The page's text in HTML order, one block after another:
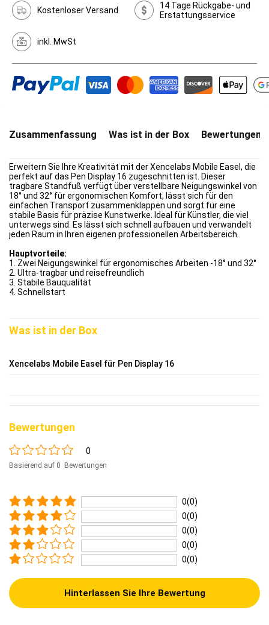
Kostenloser Versand
14 Tage Rückgabe- und
Erstattungsservice
inkl. MwSt
Zusammenfassung Was ist in der Box
Erweitern Sie Ihre Kreativität mit der Xencelabs Mobile Easel, die
perfekt auf das Pen Display 16 zugeschnitten ist. Dieser
tragbare Standfuß verfügt über verstellbare Neigungswinkel von
18° und 32° für ergonomischen Komfort, lässt sich für den
einfachen Transport zusammenklappen und sorgt für eine
stabile Basis für präzise Kunstwerke. Ideal für Künstler, die viel
unterwegs sind. Es lässt sich schnell aufbauen und verwandelt
jeden Raum in Ihren eigenen professionellen Arbeitsbereich.
Hauptvorteile:
1. Zwei Neigungswinkel für ergonomisches Arbeiten -18° und 32°
2. Ultra-tragbar und reisefreundlich
3. Stabile Bauqualität
4. Schnellstart
Was ist in der Box
Xencelabs Mobile Easel für Pen Display 16
Bewertungen
0
Basierend auf 0 Bewertungen
0(0)
0(0)
0(0)
0(0)
0(0)
Hinterlassen Sie Ihre Bewertung